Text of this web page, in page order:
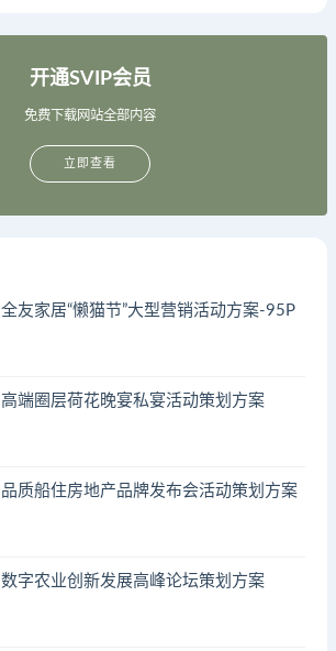
开通SVIP会员
免费下载网站全部内容
立即查看
全友家居“懒猫节”大型营销活动方案-95P
高端圈层荷花晚宴私宴活动策划方案
品质船住房地产品牌发布会活动策划方案
数字农业创新发展高峰论坛策划方案